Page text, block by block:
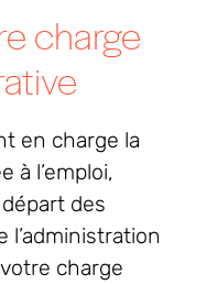
charge
en charge la
à l’emploi,
des
l’administration
charge